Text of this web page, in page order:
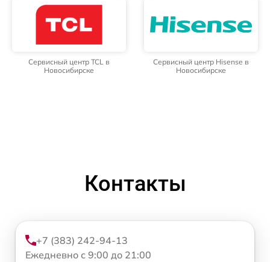
Сервисный центр TCL в
Новосибирске
Сервисный центр Hisense в
Новосибирске
Контакты
+7 (383) 242-94-13
Ежедневно с 9:00 до 21:00